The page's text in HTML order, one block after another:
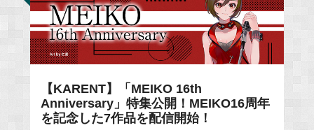
【KARENT】「MEIKO 16th
Anniversary」特集公開！MEIKO16周年
を記念した7作品を配信開始！